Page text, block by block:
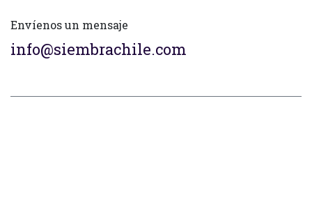
Envíenos un mensaje
info@siembrachile.com